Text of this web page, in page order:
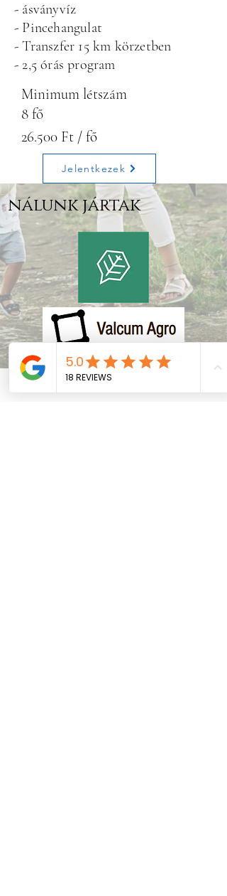
- ásványvíz
- Pincehangulat
- Transzfer 15 km körzetben
- 2,5 órás program
Minimum létszám
8 fő
26.500 Ft / fő
Jelentkezek
nálunk jártak